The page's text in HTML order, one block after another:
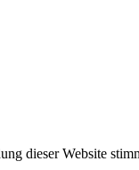
dieser Website